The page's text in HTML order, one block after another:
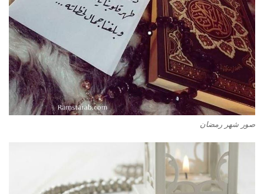
صور شهر رمضان